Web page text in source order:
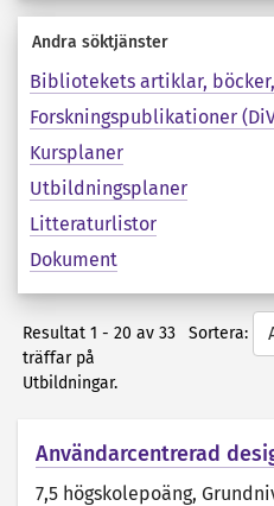
Andra söktjänster
Bibliotekets artiklar,
Forskningspublikationer
Kursplaner
Utbildningsplaner
Litteraturlistor
Dokument
Resultat 1 - 20 av 33
träffar på
Utbildningar.
Sortera:
Användarcentrerad
7,5 högskolepoäng,